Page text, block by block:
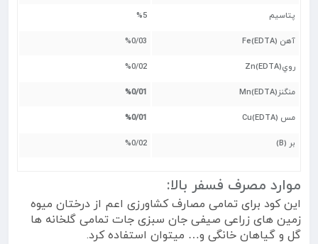
پتاسیم %5
آهن (Fe(EDTA
%0/03
روي(Zn(EDTA
%0/02
منگنز(Mn(EDTA
%0/01
مس (Cu(EDTA
%0/01
بر (B)
%0/02
موارد مصرف فسفر بالا:
این کود برای تمامی مصارف کشاورزی اعم از درختان میوه
زمین های زراعی صیفی جان سبزی جات تمامی گلخانه ها
گل و گیاهان خانگی و… میتوان استفاده کرد.